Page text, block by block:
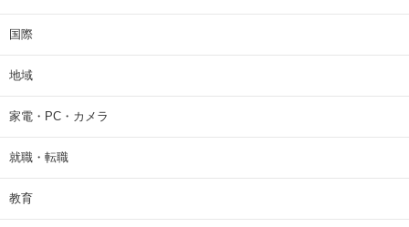
国際
地域
家電・PC・カメラ
就職・転職
教育